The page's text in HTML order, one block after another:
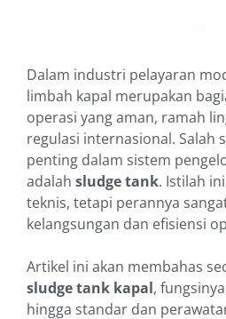
Dalam industri pelayaran
limbah kapal merupakan
operasi yang aman, ramah
regulasi internasional. Salah
penting dalam sistem
adalah sludge tank. Istilah
teknis, tetapi perannya
kelangsungan dan efisiensi
Artikel ini akan membahas
sludge tank kapal,
hingga standar dan